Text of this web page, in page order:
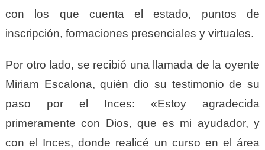
con los que cuenta el estado, puntos de
inscripción, formaciones presenciales y virtuales.
Por otro lado, se recibió una llamada de la oyente
Miriam Escalona, quién dio su testimonio de su
paso por el Inces: «Estoy agradecida
primeramente con Dios, que es mi ayudador, y
con el Inces, donde realicé un curso en el área